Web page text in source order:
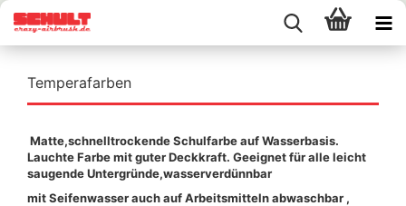
Temperafarben
Matte,schnelltrockende Schulfarbe auf Wasserbasis.
Lauchte Farbe mit guter Deckkraft. Geeignet für alle leicht
saugende Untergründe,wasserverdünnbar
mit Seifenwasser auch auf Arbeitsmitteln abwaschbar ,